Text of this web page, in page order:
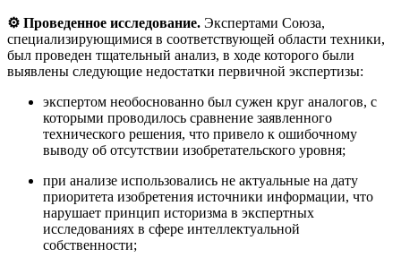
⚙️ Проведенное исследование. Экспертами Союза,
специализирующимися в соответствующей области техники,
был проведен тщательный анализ, в ходе которого были
выявлены следующие недостатки первичной экспертизы:
экспертом необоснованно был сужен круг аналогов, с
которыми проводилось сравнение заявленного
технического решения, что привело к ошибочному
выводу об отсутствии изобретательского уровня;
при анализе использовались не актуальные на дату
приоритета изобретения источники информации, что
нарушает принцип историзма в экспертных
исследованиях в сфере интеллектуальной
собственности;